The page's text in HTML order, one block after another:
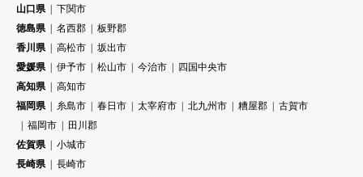
山口県
下関市
徳島県
名西郡
板野郡
香川県
高松市
坂出市
愛媛県
伊予市 松山市 今治市
四国中央市
高知県
高知市
福岡県
糸島市 春日市 太宰府市 北九州市 糟屋郡
古賀市
福岡市
田川郡
佐賀県
小城市
長崎県
長崎市